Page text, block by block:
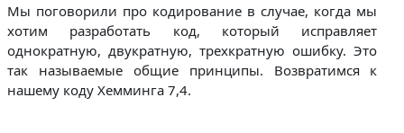
Мы поговорили про кодирование в случае, когда мы
хотим разработать код, который исправляет
однократную, двукратную, трехкратную ошибку. Это
так называемые общие принципы. Возвратимся к
нашему коду Хемминга 7,4.